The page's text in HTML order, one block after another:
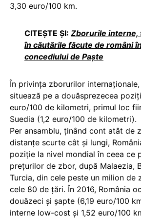
3,30 euro/100 km.
CITEȘTE ȘI: Zborurile interne,
în căutările făcute de români
concediului de Paște
În privința zborurilor
situează pe a douăsprezecea
euro/100 de kilometri, primul loc
Suedia (1,2 euro/100 de kilometri).
Per ansamblu, ţinând cont atât de
distanţe scurte cât şi lungi,
poziţie la nivel mondial în ceea ce
preţurilor de zbor, după Malaezia,
Turcia, din cele peste un milion de
cele 80 de ţări. În 2016, România
douăzeci şi şapte (6,19 euro/100
interne low-cost şi 1,52 euro/100